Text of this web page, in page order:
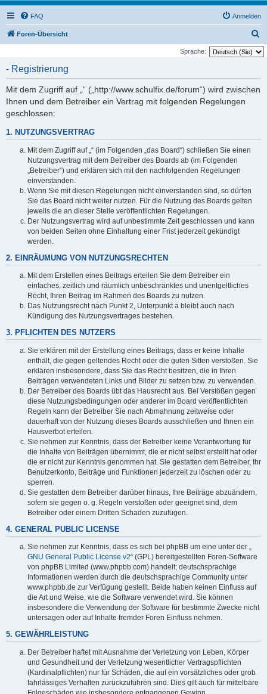
FAQ Anmelden
Foren-Übersicht
u
Sprache:
- Registrierung
Mit dem Zugriff auf „“ („http://www.schulfix.de/forum“) wird zwischen
Ihnen und dem Betreiber ein Vertrag mit folgenden Regelungen
geschlossen:
1. NUTZUNGSVERTRAG
Mit dem Zugriff auf „“ (im Folgenden „das Board“) schließen Sie einen
Nutzungsvertrag mit dem Betreiber des Boards ab (im Folgenden
„Betreiber“) und erklären sich mit den nachfolgenden Regelungen
einverstanden.
Wenn Sie mit diesen Regelungen nicht einverstanden sind, so dürfen
Sie das Board nicht weiter nutzen. Für die Nutzung des Boards gelten
jeweils die an dieser Stelle veröffentlichten Regelungen.
Der Nutzungsvertrag wird auf unbestimmte Zeit geschlossen und kann
von beiden Seiten ohne Einhaltung einer Frist jederzeit gekündigt
werden.
2. EINRÄUMUNG VON NUTZUNGSRECHTEN
Mit dem Erstellen eines Beitrags erteilen Sie dem Betreiber ein
einfaches, zeitlich und räumlich unbeschränktes und unentgeltliches
Recht, Ihren Beitrag im Rahmen des Boards zu nutzen.
Das Nutzungsrecht nach Punkt 2, Unterpunkt a bleibt auch nach
Kündigung des Nutzungsvertrages bestehen.
3. PFLICHTEN DES NUTZERS
Sie erklären mit der Erstellung eines Beitrags, dass er keine Inhalte
enthält, die gegen geltendes Recht oder die guten Sitten verstoßen. Sie
erklären insbesondere, dass Sie das Recht besitzen, die in Ihren
Beiträgen verwendeten Links und Bilder zu setzen bzw. zu verwenden.
Der Betreiber des Boards übt das Hausrecht aus. Bei Verstößen gegen
diese Nutzungsbedingungen oder anderer im Board veröffentlichten
Regeln kann der Betreiber Sie nach Abmahnung zeitweise oder
dauerhaft von der Nutzung dieses Boards ausschließen und Ihnen ein
Hausverbot erteilen.
Sie nehmen zur Kenntnis, dass der Betreiber keine Verantwortung für
die Inhalte von Beiträgen übernimmt, die er nicht selbst erstellt hat oder
die er nicht zur Kenntnis genommen hat. Sie gestatten dem Betreiber, Ihr
Benutzerkonto, Beiträge und Funktionen jederzeit zu löschen oder zu
sperren.
Sie gestatten dem Betreiber darüber hinaus, Ihre Beiträge abzuändern,
sofern sie gegen o. g. Regeln verstoßen oder geeignet sind, dem
Betreiber oder einem Dritten Schaden zuzufügen.
4. GENERAL PUBLIC LICENSE
Sie nehmen zur Kenntnis, dass es sich bei phpBB um eine unter der „
GNU General Public License v2“ (GPL) bereitgestellten Foren-Software
von phpBB Limited (www.phpbb.com) handelt; deutschsprachige
Informationen werden durch die deutschsprachige Community unter
www.phpbb.de zur Verfügung gestellt. Beide haben keinen Einfluss auf
die Art und Weise, wie die Software verwendet wird. Sie können
insbesondere die Verwendung der Software für bestimmte Zwecke nicht
untersagen oder auf Inhalte fremder Foren Einfluss nehmen.
5. GEWÄHRLEISTUNG
Der Betreiber haftet mit Ausnahme der Verletzung von Leben, Körper
und Gesundheit und der Verletzung wesentlicher Vertragspflichten
(Kardinalpflichten) nur für Schäden, die auf ein vorsätzliches oder grob
fahrlässiges Verhalten zurückzuführen sind. Dies gilt auch für mittelbare